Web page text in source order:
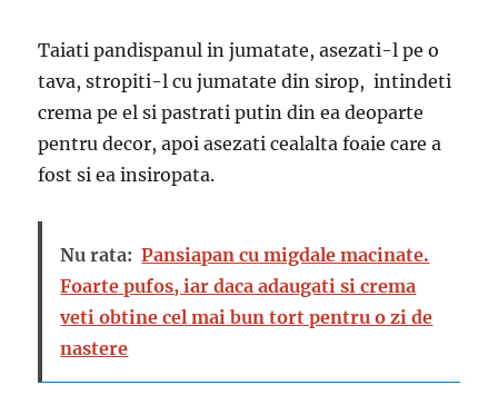
Taiati pandispanul in jumatate, asezati-l pe o
tava, stropiti-l cu jumatate din sirop, intindeti
crema pe el si pastrati putin din ea deoparte
pentru decor, apoi asezati cealalta foaie care a
fost si ea insiropata.
Nu rata: Pansiapan cu migdale macinate.
Foarte pufos, iar daca adaugati si crema
veti obtine cel mai bun tort pentru o zi de
nastere